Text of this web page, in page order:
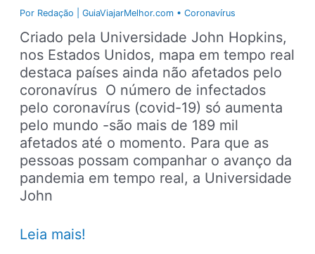
Por Redação | GuiaViajarMelhor.com •Coronavírus
Criado pela Universidade John Hopkins,
nos Estados Unidos, mapa em tempo real
destaca países ainda não afetados pelo
coronavírus O número de infectados
pelo coronavírus (covid-19) só aumenta
pelo mundo -são mais de 189 mil
afetados até o momento. Para que as
pessoas possam companhar o avanço da
pandemia em tempo real, a Universidade
John
Mapa
Leia mais!